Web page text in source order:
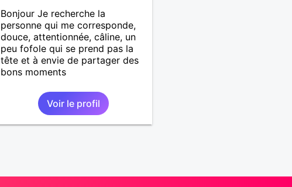
Bonjour Je recherche la
personne qui me corresponde,
douce, attentionnée, câline, un
peu fofole qui se prend pas la
tête et à envie de partager des
bons moments
Voir le profil